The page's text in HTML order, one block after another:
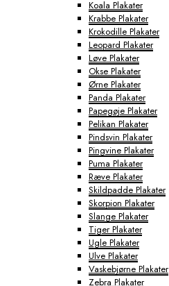
Koala Plakater
Krabbe Plakater
Krokodille Plakater
Leopard Plakater
Løve Plakater
Okse Plakater
Ørne Plakater
Panda Plakater
Papegøje Plakater
Pelikan Plakater
Pindsvin Plakater
Pingvine Plakater
Puma Plakater
Ræve Plakater
Skildpadde Plakater
Skorpion Plakater
Slange Plakater
Tiger Plakater
Ugle Plakater
Ulve Plakater
Vaskebjørne Plakater
Zebra Plakater